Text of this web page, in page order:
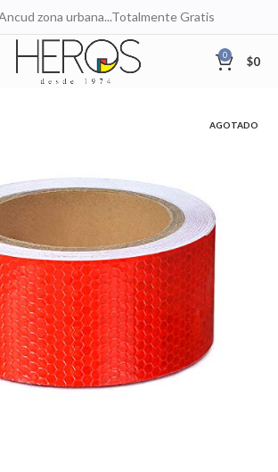
zona urbana...Totalmente Gratis
0 $0
AGOTADO